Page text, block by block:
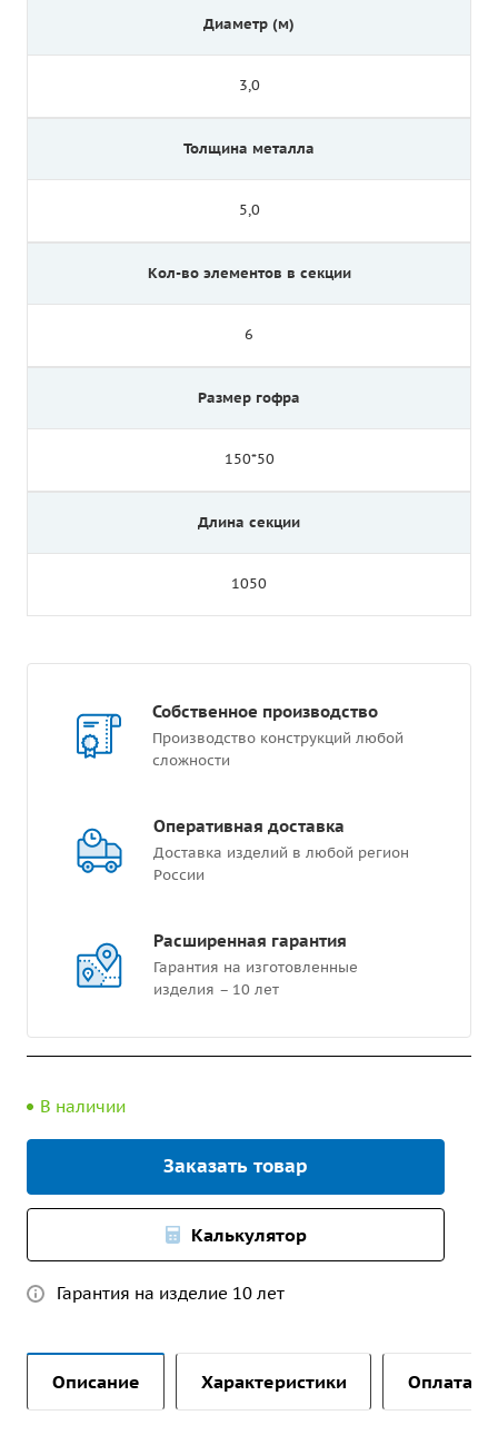
Диаметр (м)
3,0
Толщина металла
5,0
Кол-во элементов в секции
6
Размер гофра
150*50
Длина секции
1050
Собственное производство
Производство конструкций любой
сложности
Оперативная доставка
Доставка изделий в любой регион
России
Расширенная гарантия
Гарантия на изготовленные
изделия – 10 лет
В наличии
Заказать товар
Калькулятор
Гарантия на изделие 10 лет
Описание Характеристики Оплата и